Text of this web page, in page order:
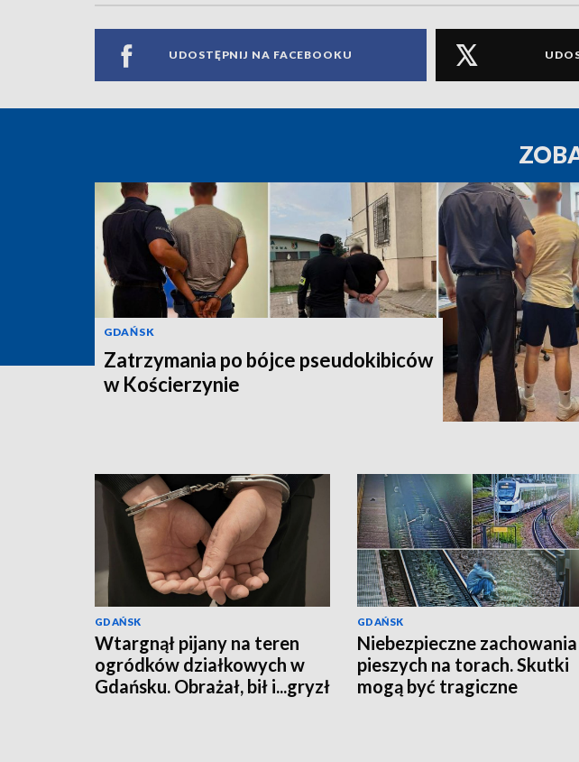
UDOSTĘPNIJ NA FACEBOOKU
GDAŃSK
Zatrzymania po bójce pseudokibiców
w Kościerzynie
GDAŃSK
Wtargnął pijany na teren
ogródków działkowych w
Gdańsku. Obrażał, bił i...gryzł
GDAŃSK
Niebezpieczne zachowania
pieszych na torach. Skutki
mogą być tragiczne